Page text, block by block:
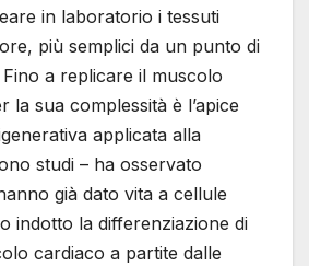
in laboratorio i tessuti
più semplici da un punto di
a replicare il muscolo
la sua complessità è l’apice
applicata alla
studi – ha osservato
già dato vita a cellule
indotto la differenziazione di
cardiaco a partite dalle